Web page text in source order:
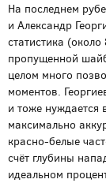
На последнем
и Александр
статистика
пропущенной
целом много
моментов.
и тоже нуждается
максимально
красно-белые
счёт глубины
идеальном